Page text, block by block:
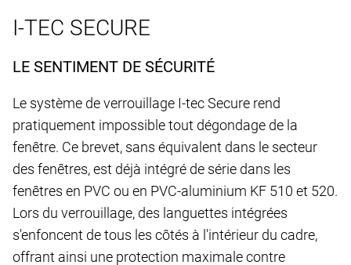
I-TEC SECURE
LE SENTIMENT DE SÉCURITÉ
Le système de verrouillage I-tec Secure rend
pratiquement impossible tout dégondage de la
fenêtre. Ce brevet, sans équivalent dans le secteur
des fenêtres, est déjà intégré de série dans les
fenêtres en PVC ou en PVC-aluminium KF 510 et 520.
Lors du verrouillage, des languettes intégrées
s'enfoncent de tous les côtés à l'intérieur du cadre,
offrant ainsi une protection maximale contre